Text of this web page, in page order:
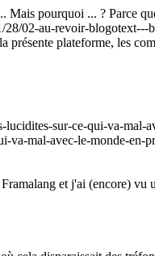
Mais pourquoi ... ? Parce
28/02-au-revoir-blogotext---
présente plateforme, les
sur-ce-qui-va-mal-
mal-avec-le-monde-en-
et j'ai (encore)